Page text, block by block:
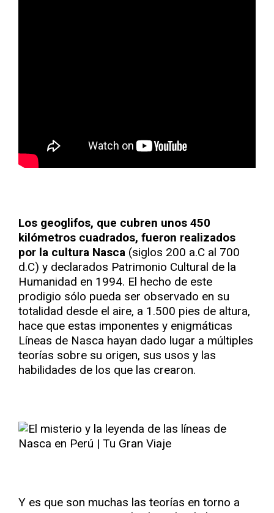
Los geoglifos, que cubren unos 450
kilómetros cuadrados, fueron realizados
por la cultura Nasca (siglos 200 a.C al 700
d.C) y declarados Patrimonio Cultural de la
Humanidad en 1994. El hecho de este
prodigio sólo pueda ser observado en su
totalidad desde el aire, a 1.500 pies de altura,
hace que estas imponentes y enigmáticas
Líneas de Nasca hayan dado lugar a múltiples
teorías sobre su origen, sus usos y las
habilidades de los que las crearon.
Y es que son muchas las teorías en torno a